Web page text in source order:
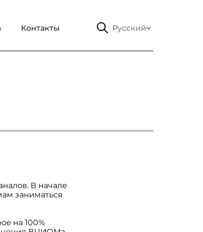
Контакты Русский
В начале
заниматься
на 100%